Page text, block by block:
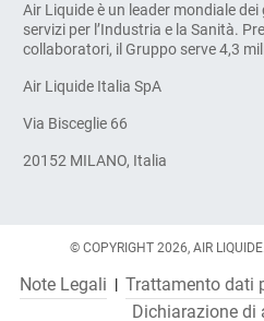
Air Liquide è un leader mondiale dei
servizi per l’Industria e la Sanità.
collaboratori, il Gruppo serve 4,3
Air Liquide Italia SpA
Via Bisceglie 66
20152 MILANO, Italia
© COPYRIGHT 2026, AIR
Note Legali Trattamento dati
Dichiarazione di